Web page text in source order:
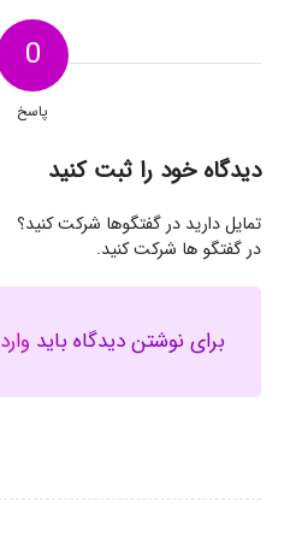
0
پاسخ
دیدگاه خود را ثبت کنید
تمایل دارید در گفتگوها شرکت کنید؟
در گفتگو ها شرکت کنید.
برای نوشتن دیدگاه باید وارد